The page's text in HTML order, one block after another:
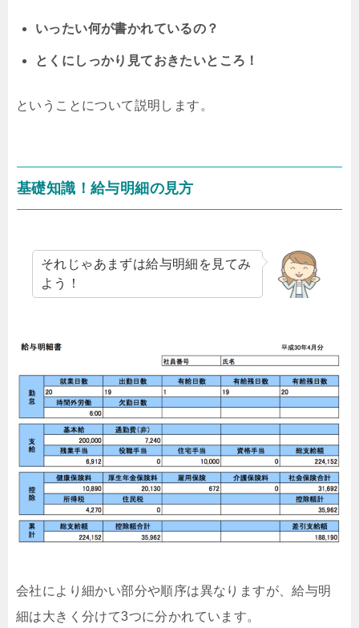
いったい何が書かれているの？
とくにしっかり見ておきたいところ！
ということについて説明します。
基礎知識！給与明細の見方
それじゃあまずは給与明細を見てみ
よう！
会社により細かい部分や順序は異なりますが、給与明
細は大きく分けて3つに分かれています。